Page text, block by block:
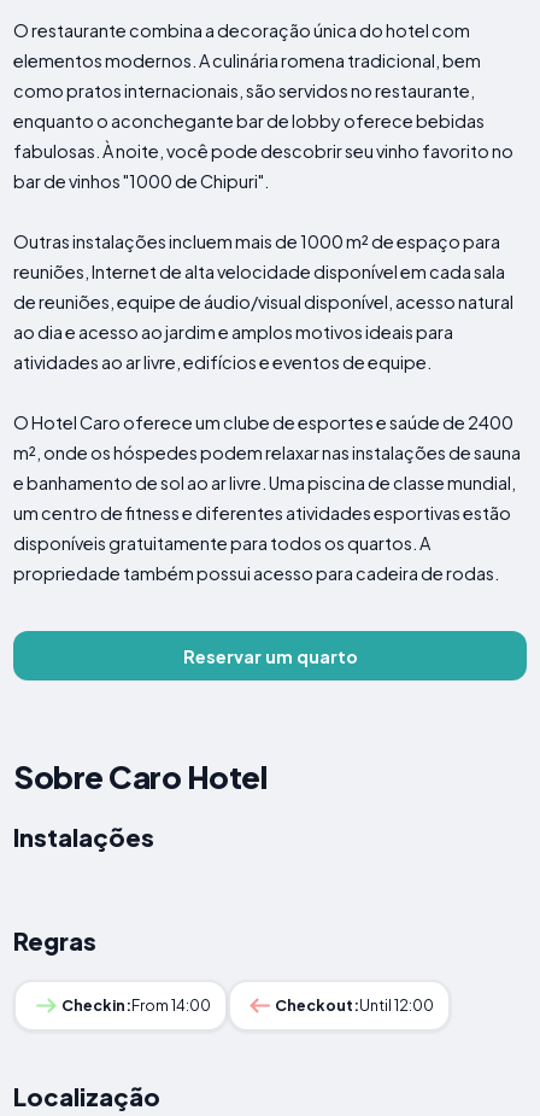
O restaurante combina a decoração única do hotel com
elementos modernos. A culinária romena tradicional, bem
como pratos internacionais, são servidos no restaurante,
enquanto o aconchegante bar de lobby oferece bebidas
fabulosas. À noite, você pode descobrir seu vinho favorito no
bar de vinhos "1000 de Chipuri".
Outras instalações incluem mais de 1000 m² de espaço para
reuniões, Internet de alta velocidade disponível em cada sala
de reuniões, equipe de áudio/visual disponível, acesso natural
ao dia e acesso ao jardim e amplos motivos ideais para
atividades ao ar livre, edifícios e eventos de equipe.
O Hotel Caro oferece um clube de esportes e saúde de 2400
m², onde os hóspedes podem relaxar nas instalações de sauna
e banhamento de sol ao ar livre. Uma piscina de classe mundial,
um centro de fitness e diferentes atividades esportivas estão
disponíveis gratuitamente para todos os quartos. A
propriedade também possui acesso para cadeira de rodas.
Reservar um quarto
Sobre Caro Hotel
Instalações
Regras
Checkin:From 14:00 Checkout:Until 12:00
Localização